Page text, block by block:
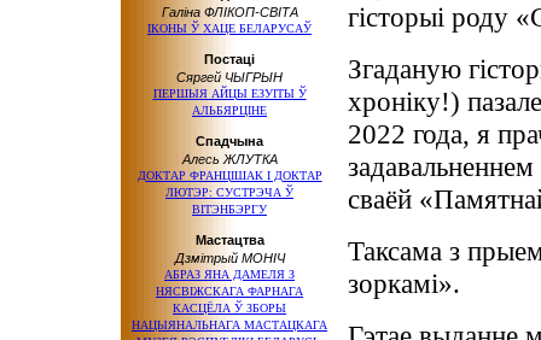
Галіна ФЛІКОП-СВІТА
ІКОНЫ Ў ХАЦЕ БЕЛАРУСАЎ
Постаці
Сяргей ЧЫГРЫН
ПЕРШЫЯ АЙЦЫ ЕЗУІТЫ Ў
АЛЬБЯРЦІНЕ
Спадчына
Алесь ЖЛУТКА
ДОКТАР ФРАНЦІШАК І ДОКТАР
ЛЮТЭР: СУСТРЭЧА Ў
ВІТЭНБЭРГУ
Мастацтва
Дзмітрый МОНІЧ
АБРАЗ ЯНА ДАМЕЛЯ З
НЯСВІЖСКАГА ФАРНАГА
КАСЦЁЛА Ў ЗБОРЫ
НАЦЫЯНАЛЬНАГА МАСТАЦКАГА
гісторыі роду
Згаданую
хроніку!)
2022 года, я
задавальненнем
сваёй
Таксама з
зоркамі».